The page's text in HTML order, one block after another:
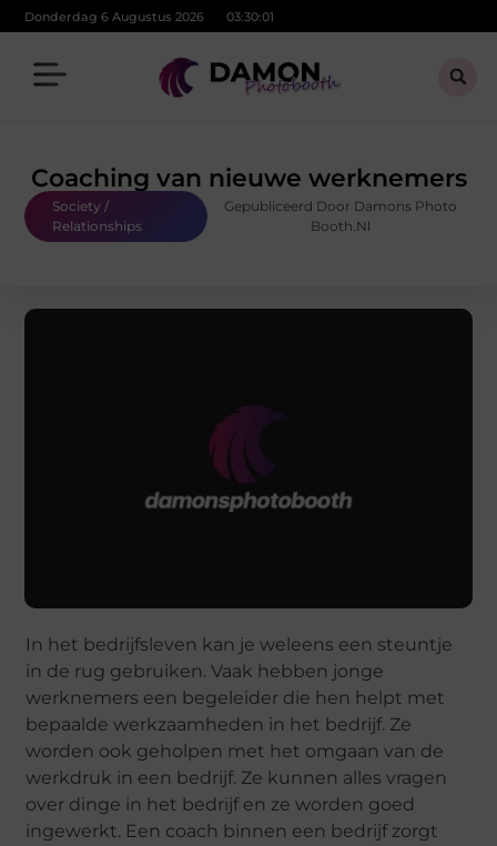
Donderdag 6 Augustus 2026 03:30:02
Coaching van nieuwe werknemers
Society /
Relationships
Gepubliceerd Door Damons Photo
Booth.nl
In het bedrijfsleven kan je weleens een steuntje
in de rug gebruiken. Vaak hebben jonge
werknemers een begeleider die hen helpt met
bepaalde werkzaamheden in het bedrijf. Ze
worden ook geholpen met het omgaan van de
werkdruk in een bedrijf. Ze kunnen alles vragen
over dinge in het bedrijf en ze worden goed
ingewerkt. Een coach binnen een bedrijf zorgt